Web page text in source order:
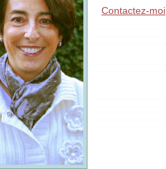
Contactez-moi